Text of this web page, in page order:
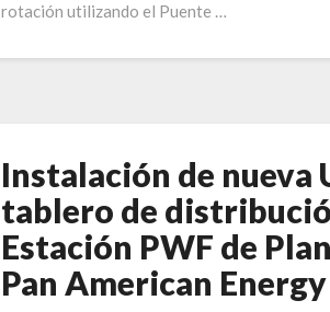
rotación utilizando el Puente …
Instalación
de
nueva
UPS
y
Instalación de nueva
tablero de
Estación PWF de
Pan American Energy